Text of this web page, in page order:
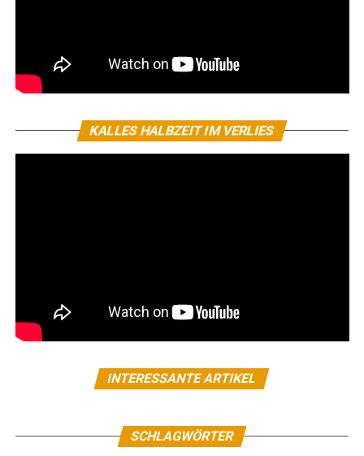
KALLES HALBZEIT IM VERLIES
INTERESSANTE ARTIKEL
SCHLAGWÖRTER